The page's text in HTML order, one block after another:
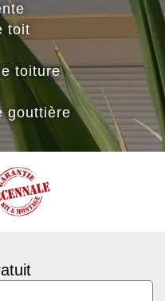
toit
toiture
gouttière